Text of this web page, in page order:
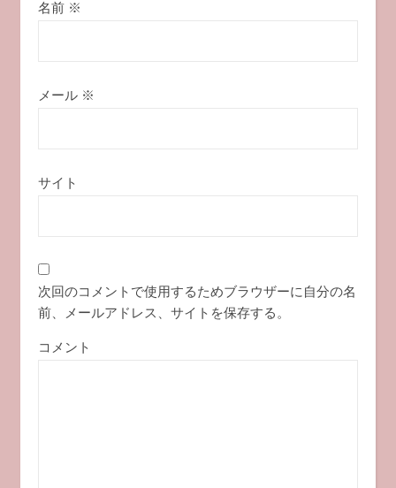
名前 ※
メール ※
サイト
次回のコメントで使用するためブラウザーに自分の名
前、メールアドレス、サイトを保存する。
コメント